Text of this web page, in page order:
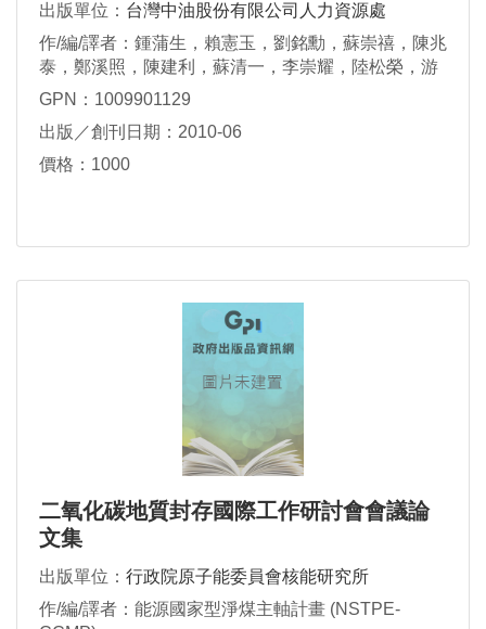
出版單位： 台灣中油股份有限公司人力資源處
作/編/譯者：鍾蒲生，賴憲玉，劉銘勳，蘇崇禧，陳兆
泰，鄭溪照，陳建利，蘇清一，李崇耀，陸松榮，游
清泉，王逸萍，施榮田，李亞麟，洪守義
GPN：1009901129
出版／創刊日期：2010-06
價格：1000
二氧化碳地質封存國際工作研討會會議論
文集
出版單位： 行政院原子能委員會核能研究所
作/編/譯者：能源國家型淨煤主軸計畫 (NSTPE-